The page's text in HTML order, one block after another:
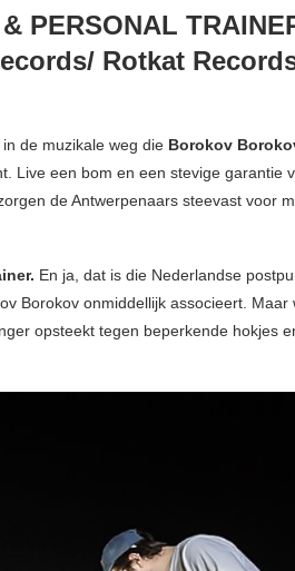
PERSONAL
Rotkat
de muzikale weg die Borokov
Live een bom en een stevige garantie
de Antwerpenaars steevast voor
En ja, dat is die Nederlandse
Borokov onmiddellijk associeert. Maar
opsteekt tegen beperkende hokjes